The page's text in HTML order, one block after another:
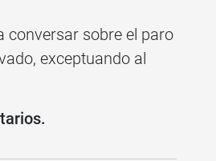
conversar sobre el paro
exceptuando al